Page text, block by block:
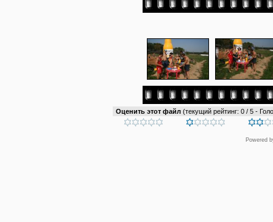
Оценить этот файл (текущий рейтинг: 0 / 5 -
Powered